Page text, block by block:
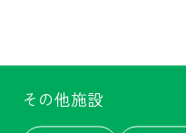
その他施設